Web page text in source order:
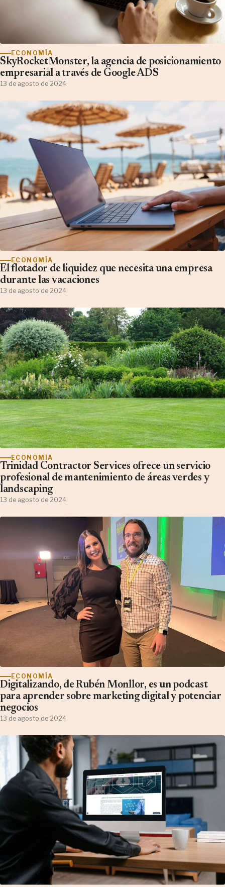
ECONOMÍA
SkyRocketMonster, la agencia de posicionamiento
empresarial a través de Google ADS
13 de agosto de 2024
ECONOMÍA
El flotador de liquidez que necesita una empresa
durante las vacaciones
13 de agosto de 2024
ECONOMÍA
Trinidad Contractor Services ofrece un servicio
profesional de mantenimiento de áreas verdes y
landscaping
13 de agosto de 2024
ECONOMÍA
Digitalizando, de Rubén Monllor, es un podcast
para aprender sobre marketing digital y potenciar
negocios
13 de agosto de 2024